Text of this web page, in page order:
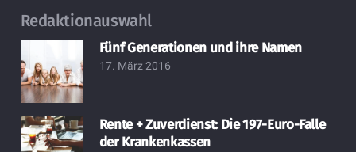
Redaktionauswahl
Fünf Generationen und ihre Namen
17. März 2016
Rente + Zuverdienst: Die 197-Euro-Falle
der Krankenkassen